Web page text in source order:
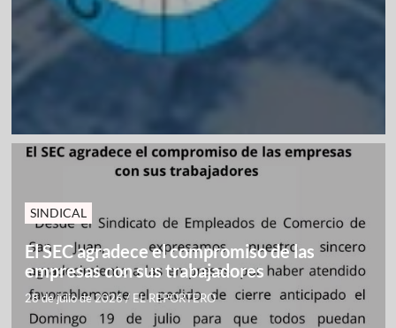
SINDICAL
El SEC agradece el compromiso de las
empresas con sus trabajadores
28 de julio de 2026/ EL REPORTERO